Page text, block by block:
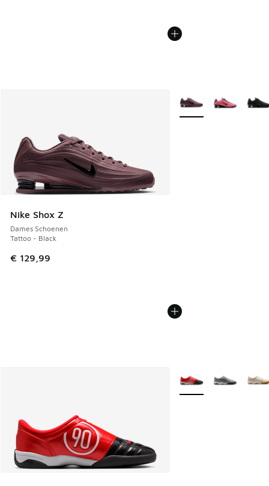
Nike Shox Z
Dames Schoenen
Tattoo - Black
€ 129,99
Meer kleuren
Meer kleuren